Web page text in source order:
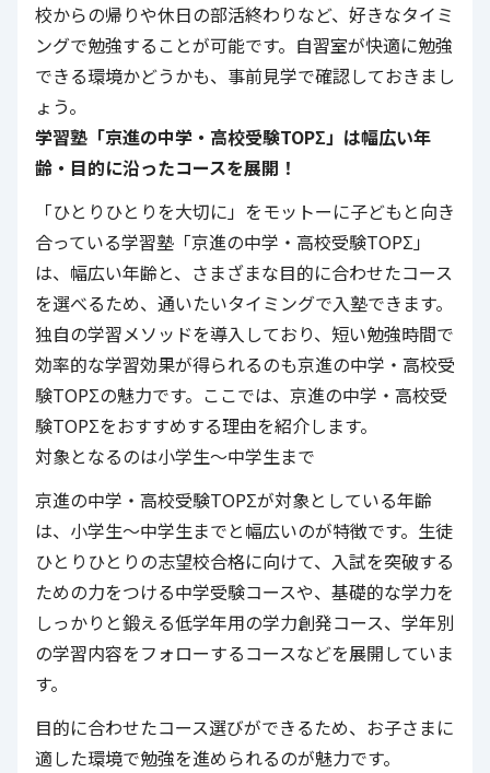
校からの帰りや休日の部活終わりなど、好きなタイミ
ングで勉強することが可能です。自習室が快適に勉強
できる環境かどうかも、事前見学で確認しておきまし
ょう。
学習塾「京進の中学・高校受験TOPΣ 」は幅広い年
齢・目的に沿ったコースを展開！
「ひとりひとりを大切に」をモットーに子どもと向き
合っている学習塾「京進の中学・高校受験TOPΣ 」
は、幅広い年齢と、さまざまな目的に合わせたコース
を選べるため、通いたいタイミングで入塾できます。
独自の学習メソッドを導入しており、短い勉強時間で
効率的な学習効果が得られるのも京進の中学・高校受
験TOPΣの魅力です。ここでは、 京進の中学・高校受
験TOPΣをおすすめする理由を紹介します。
対象となるのは小学生～中学生まで
京進の中学・高校受験TOPΣが対象としている年齢
は、小学生～中学生までと幅広いのが特徴です。生徒
ひとりひとりの志望校合格に向けて、入試を突破する
ための力をつける中学受験コースや、基礎的な学力を
しっかりと鍛える低学年用の学力創発コース、学年別
の学習内容をフォローするコースなどを展開していま
す。
目的に合わせたコース選びができるため、お子さまに
適した環境で勉強を進められるのが魅力です。